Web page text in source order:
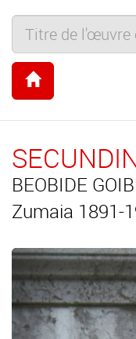
BEOBIDE
Zumaia 1891-